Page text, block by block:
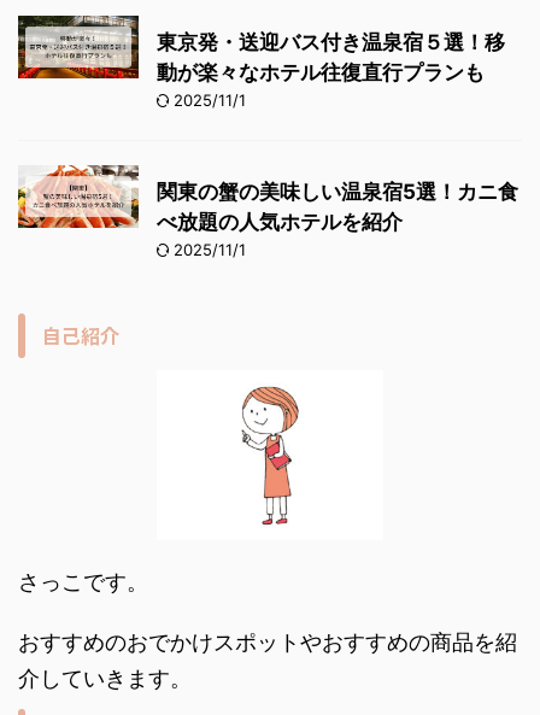
東京発・送迎バス付き温泉宿５選！移
動が楽々なホテル往復直行プランも
2025/11/1
関東の蟹の美味しい温泉宿5選！カニ食
べ放題の人気ホテルを紹介
2025/11/1
自己紹介
さっこです。
おすすめのおでかけスポットやおすすめの商品を紹
介していきます。